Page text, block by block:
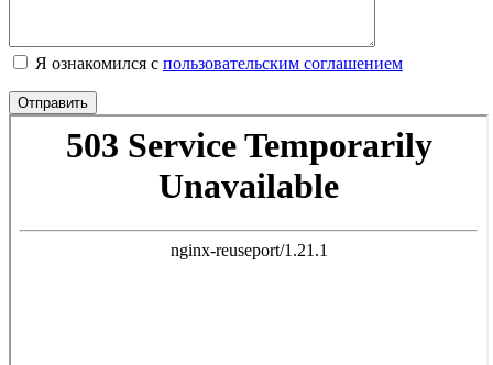
Я ознакомился с пользовательским соглашением